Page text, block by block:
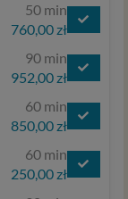
50 min
760,00 zł
90 min
952,00 zł
60 min
850,00 zł
60 min
250,00 zł